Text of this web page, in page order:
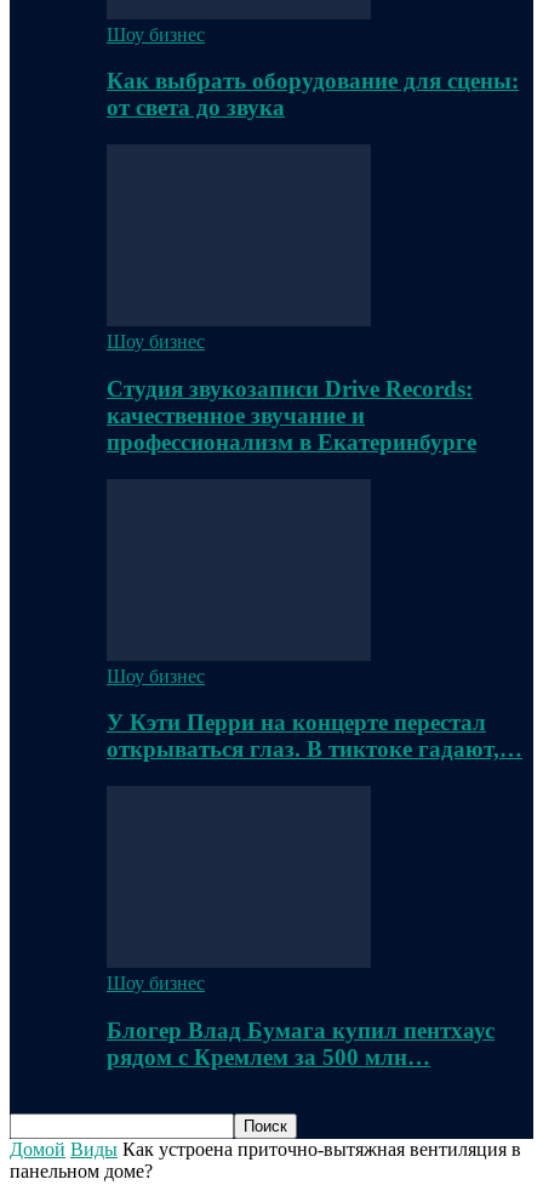
Шоу бизнес
Как выбрать оборудование для сцены:
от света до звука
Шоу бизнес
Студия звукозаписи Drive Records:
качественное звучание и
профессионализм в Екатеринбурге
Шоу бизнес
У Кэти Перри на концерте перестал
открываться глаз. В тиктоке гадают,…
Шоу бизнес
Блогер Влад Бумага купил пентхаус
рядом с Кремлем за 500 млн…
Домой Виды Как устроена приточно-вытяжная вентиляция в
панельном доме?